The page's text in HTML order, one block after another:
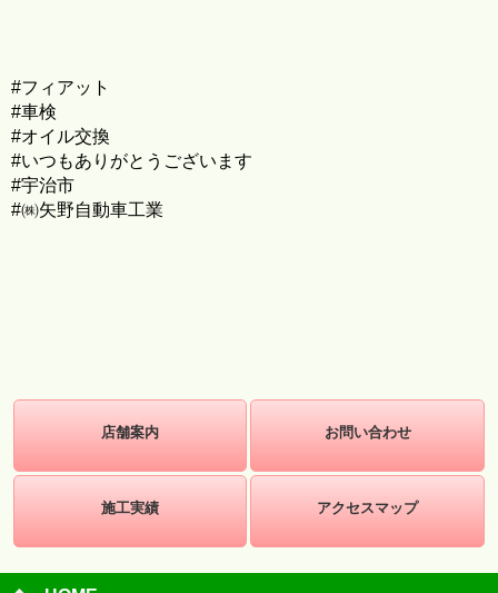
#フィアット
#車検
#オイル交換
#いつもありがとうございます
#宇治市
#㈱矢野自動車工業
店舗案内 お問い合わせ
施工実績 アクセスマップ